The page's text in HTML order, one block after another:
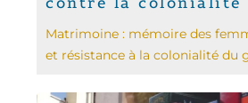
Matrimoine : mémoire des
et résistance à la colonialité du